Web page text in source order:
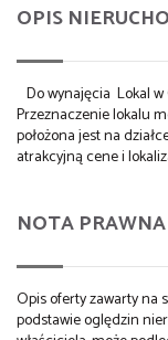
OPIS
Do wynajęcia Lokal
Przeznaczenie lokalu
położona jest na
atrakcyjną cene i
NOTA PRAWNA
Opis oferty zawarty na
podstawie oględzin